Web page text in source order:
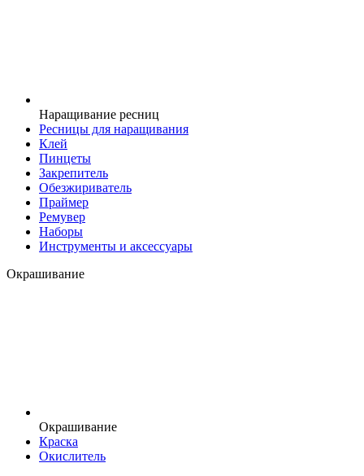
Наращивание ресниц
Ресницы для наращивания
Клей
Пинцеты
Закрепитель
Обезжириватель
Праймер
Ремувер
Наборы
Инструменты и аксессуары
Окрашивание
Окрашивание
Краска
Окислитель